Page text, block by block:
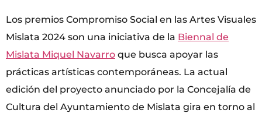
Los premios Compromiso Social en las Artes Visuales
Mislata 2024 son una iniciativa de la Biennal de
Mislata Miquel Navarro que busca apoyar las
prácticas artísticas contemporáneas. La actual
edición del proyecto anunciado por la Concejalía de
Cultura del Ayuntamiento de Mislata gira en torno al